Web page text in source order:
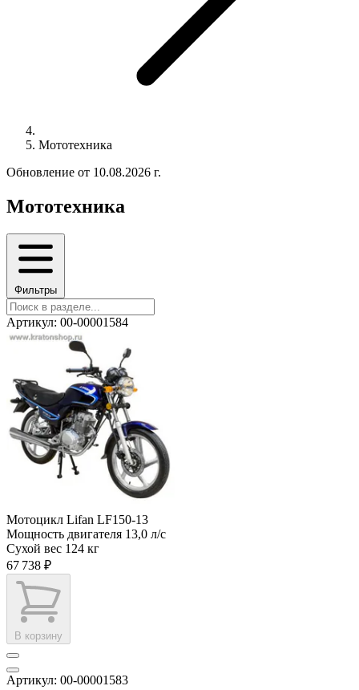
Мототехника
Обновление от 10.08.2026 г.
Мототехника
Фильтры
Артикул: 00-00001584
Мотоцикл Lifan LF150-13
Мощность двигателя 13,0 л/с
Сухой вес 124 кг
67 738 ₽
В корзину
Артикул: 00-00001583